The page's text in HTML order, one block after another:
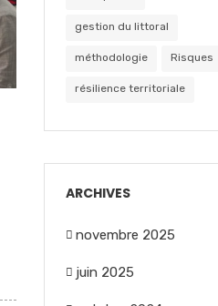
gestion du littoral
méthodologie Risques
résilience territoriale
ARCHIVES
novembre 2025
juin 2025